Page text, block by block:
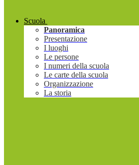
Scuola
Panoramica
Presentazione
I luoghi
Le persone
I numeri della scuola
Le carte della scuola
Organizzazione
La storia